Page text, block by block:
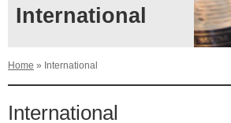
International
Home » International
International